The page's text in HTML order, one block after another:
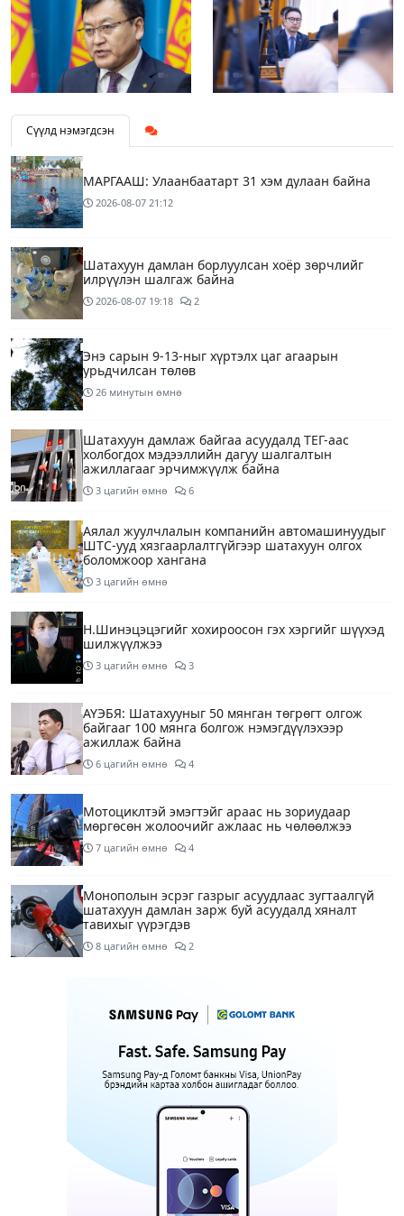
Сүүлд нэмэгдсэн
МАРГААШ: Улаанбаатарт 31 хэм дулаан байна
2026-08-07 21:12
Шатахуун дамлан борлуулсан хоёр зөрчлийг
илрүүлэн шалгаж байна
2026-08-07 19:18 2
Энэ сарын 9-13-ныг хүртэлх цаг агаарын
урьдчилсан төлөв
26 минутын өмнө
Шатахуун дамлаж байгаа асуудалд ТЕГ-аас
холбогдох мэдээллийн дагуу шалгалтын
ажиллагааг эрчимжүүлж байна
3 цагийн өмнө 6
Аялал жуулчлалын компанийн автомашинуудыг
ШТС-ууд хязгаарлалтгүйгээр шатахуун олгох
боломжоор хангана
3 цагийн өмнө
Н.Шинэцэцэгийг хохироосон гэх хэргийг шүүхэд
шилжүүлжээ
3 цагийн өмнө 3
АҮЭБЯ: Шатахууныг 50 мянган төгрөгт олгож
байгааг 100 мянга болгож нэмэгдүүлэхээр
ажиллаж байна
6 цагийн өмнө 4
Мотоциклтэй эмэгтэйг араас нь зориудаар
мөргөсөн жолоочийг ажлаас нь чөлөөлжээ
7 цагийн өмнө 4
Монополын эсрэг газрыг асуудлаас зугтаалгүй
шатахуун дамлан зарж буй асуудалд хяналт
тавихыг үүрэгдэв
8 цагийн өмнө 2
настай охиныг 7 дахь өдрөө хайж байна
АҮЭБЯ: Тэгш, сондгойг мөрдөөгүй 7 ШТС-д
торгууль ногдуулах, тусгай зөвшөөрлийг нь
цуцлах хүртэл арга хэмжээ авахыг сануулав
Боловсролын сайд Л.Энх-Амгалан Pearson
компанийн удирдлагуудтай уулзаж, хамтын
ажиллагааг гүнзгийрүүлэх талаар ярилцжээ